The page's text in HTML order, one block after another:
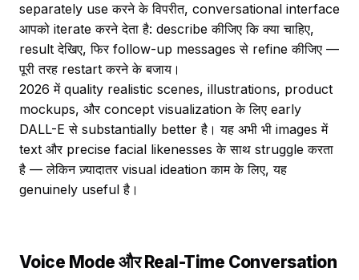
separately use करने के विपरीत, conversational interface
आपको iterate करने देता है: describe कीजिए कि क्या चाहिए,
result देखिए, फिर follow-up messages से refine कीजिए —
पूरी तरह restart करने के बजाय।
2026 में quality realistic scenes, illustrations, product
mockups, और concept visualization के लिए early
DALL-E से substantially better है। यह अभी भी images में
text और precise facial likenesses के साथ struggle करता
है — लेकिन ज़्यादातर visual ideation काम के लिए, यह
genuinely useful है।
Voice Mode और Real-Time Conversation